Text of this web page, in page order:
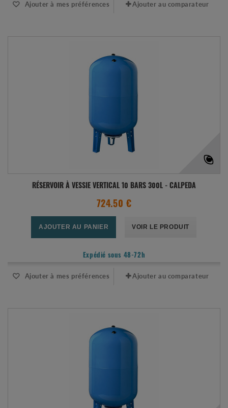
Ajouter à mes préférences Ajouter au comparateur
RÉSERVOIR À VESSIE VERTICAL 10 BARS 300L - CALPEDA
724.50 €
AJOUTER AU PANIER VOIR LE PRODUIT
Expédié sous 48-72h
Ajouter à mes préférences Ajouter au comparateur